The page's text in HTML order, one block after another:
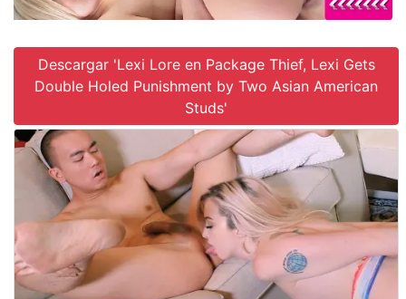
Descargar 'Lexi Lore en Package Thief, Lexi Gets
Double Holed Punishment by Two Asian American
Studs'